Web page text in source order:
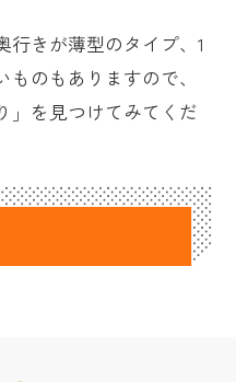
きが薄型のタイプ、1
のもありますので、
」を見つけてみてくだ